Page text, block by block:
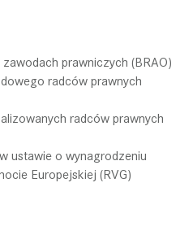
prawniczych (BRAO)
radców prawnych
radców prawnych
ustawie o wynagrodzeniu
Europejskiej (RVG)